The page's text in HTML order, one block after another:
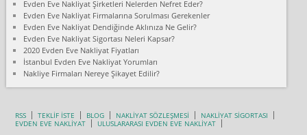
Nimet:
Ben 2021 Ağustos ilk haftası Evimi taşıdım yani İstanbul'un bir
Mahallesi'nden bir başka Mahallesi'ne yani Ümraniye bölgesinde
oturuyorum önceleri ara...
Nimet Köse:
Merhaba ben 2021 Ağustos ilk haftası evimi Ümraniye'den Çok
Hancıoğlu naklyatla taşındım...
Evden Eve Nakliyat Şirketleri Nelerden Nefret Eder?
Evden Eve Nakliyat Firmalarına Sorulması Gerekenler
Evden Eve Nakliyat Dendiğinde Aklınıza Ne Gelir?
Evden Eve Nakliyat Sigortası Neleri Kapsar?
2020 Evden Eve Nakliyat Fiyatları
İstanbul Evden Eve Nakliyat Yorumları
Nakliye Firmaları Nereye Şikayet Edilir?
RSS TEKLİF İSTE BLOG NAKLİYAT SÖZLEŞMESİ
NAKLİYAT SİGORTASI
EVDEN EVE NAKLİYAT
ULUSLARARASI EVDEN EVE NAKLİYAT